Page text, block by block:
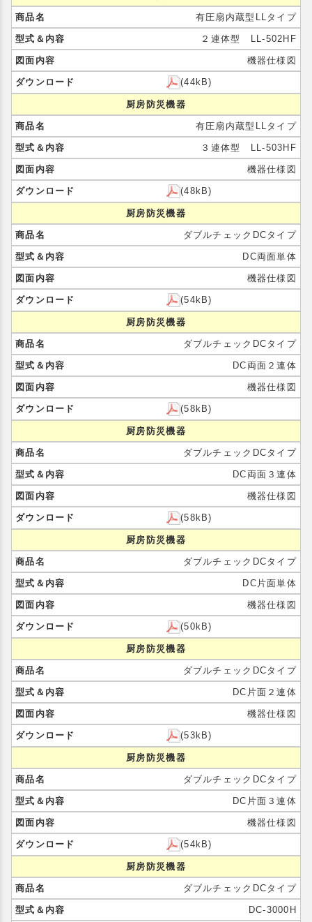
有圧扇内蔵型LLタイプ
２連体型 LL-502HF
機器仕様図
(44kB)
厨房防災機器
有圧扇内蔵型LLタイプ
３連体型 LL-503HF
機器仕様図
(48kB)
厨房防災機器
ダブルチェックDCタイプ
DC両面単体
機器仕様図
(54kB)
厨房防災機器
ダブルチェックDCタイプ
DC両面２連体
機器仕様図
(58kB)
厨房防災機器
ダブルチェックDCタイプ
DC両面３連体
機器仕様図
(58kB)
厨房防災機器
ダブルチェックDCタイプ
DC片面単体
機器仕様図
(50kB)
厨房防災機器
ダブルチェックDCタイプ
DC片面２連体
機器仕様図
(53kB)
厨房防災機器
ダブルチェックDCタイプ
DC片面３連体
機器仕様図
(54kB)
厨房防災機器
ダブルチェックDCタイプ
DC-3000H